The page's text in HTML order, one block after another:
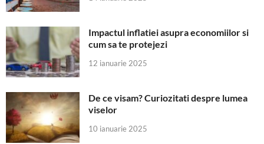
Impactul inflatiei asupra economiilor si
cum sa te protejezi
12 ianuarie 2025
De ce visam? Curiozitati despre lumea
viselor
10 ianuarie 2025